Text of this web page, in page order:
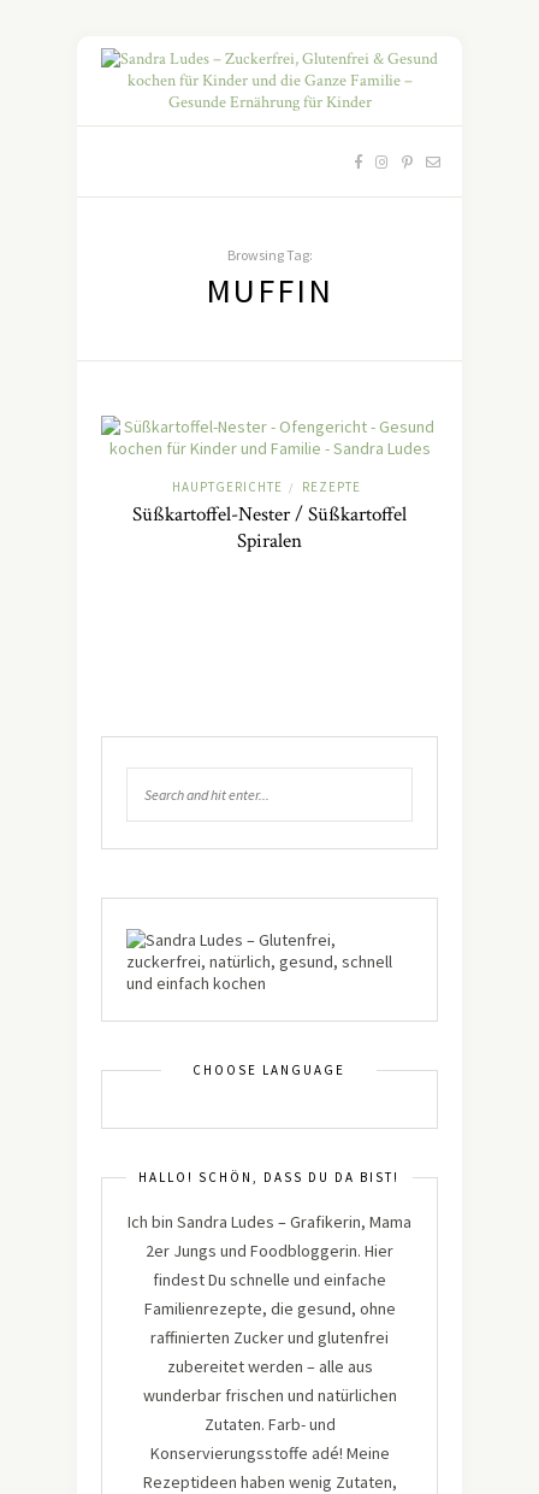
Browsing Tag:
MUFFIN
HAUPTGERICHTE / REZEPTE
Süßkartoffel-Nester / Süßkartoffel
Spiralen
CHOOSE LANGUAGE
HALLO! SCHÖN, DASS DU DA BIST!
Ich bin Sandra Ludes – Grafikerin, Mama
2er Jungs und Foodbloggerin. Hier
findest Du schnelle und einfache
Familienrezepte, die gesund, ohne
raffinierten Zucker und glutenfrei
zubereitet werden – alle aus
wunderbar frischen und natürlichen
Zutaten. Farb- und
Konservierungsstoffe adé! Meine
Rezeptideen haben wenig Zutaten,